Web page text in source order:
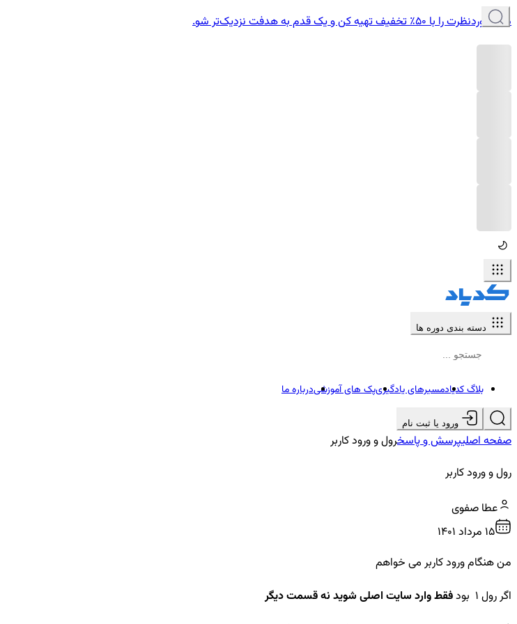
دوره موردنظرت را با ۵۰٪ تخفیف تهیه کن و یک قدم به هدفت نزدیک‌تر شو.
دسته بندی دوره ها
بلاگ کدیادمسیرهای یادگیریپک های آموزشیدرباره ما
ورود یا ثبت نام
صفحه اصلیپرسش و پاسخرول و ورود کاربر
رول و ورود کاربر
عطا صفوی
15 مرداد ۱۴۰۱
من هنگام ورود کاربر می خواهم
اگر رول 1 بود
فقط وارد سایت اصلی شوید نه قسمت دیگر